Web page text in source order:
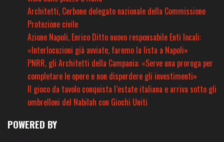
Architetti, Cerbone delegato nazionale della Commissione
Protezione civile
Azione Napoli, Enrico Ditto nuovo responsabile Enti locali:
«Interlocuzioni già avviate, faremo la lista a Napoli»
PNRR, gli Architetti della Campania: «Serve una proroga per
completare le opere e non disperdere gli investimenti»
Il gioco da tavolo conquista l’estate italiana e arriva sotto gli
ombrelloni del Nabilah con Giochi Uniti
POWERED BY